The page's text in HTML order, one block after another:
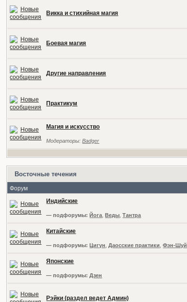
Викка и стихийная магия
Боевая магия
Другие направления
Практикум
Магия и искусство
Модераторы:Badger
Восточные течения
Форум
Индийские
— подфорумы: Йога ,Веды ,Тантра
Китайские
— подфорумы: Цигун ,Даосские практики ,Фэн-Шуй
Японские
— подфорумы: Дзен
Рэйки (раздел ведет Админ)